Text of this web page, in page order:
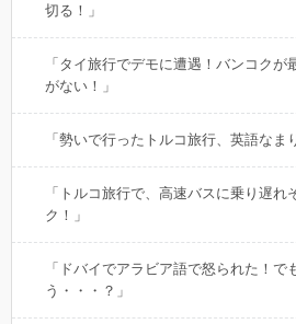
切る！」
「タイ旅行でデモに遭遇！バンコクが
がない！」
「勢いで行ったトルコ旅行、英語なま
「トルコ旅行で、高速バスに乗り遅れ
ク！」
「ドバイでアラビア語で怒られた！で
う・・・？」